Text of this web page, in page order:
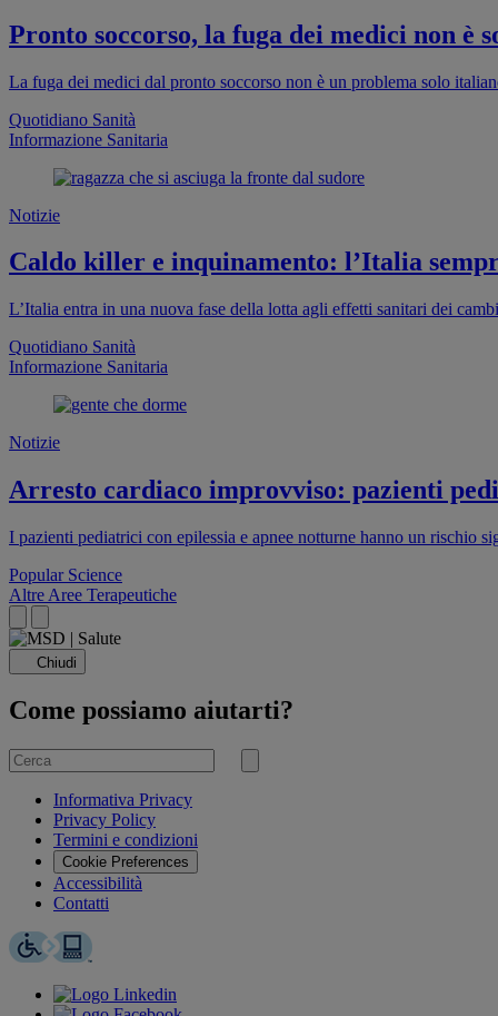
Pronto soccorso, la fuga dei medici non è
La fuga dei medici dal pronto soccorso non è un problema solo
Quotidiano Sanità
Informazione Sanitaria
Notizie
Caldo killer e inquinamento: l’Italia
L’Italia entra in una nuova fase della lotta agli effetti sanitari dei
Quotidiano Sanità
Informazione Sanitaria
Notizie
Arresto cardiaco improvviso: pazienti
I pazienti pediatrici con epilessia e apnee notturne hanno un
Popular Science
Altre Aree Terapeutiche
Chiudi
Come possiamo aiutarti?
Cerca
per
Invia
Informativa Privacy
Privacy Policy
Termini e condizioni
Cookie Preferences
Accessibilità
Contatti